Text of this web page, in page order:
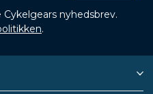
nyhedsbrev.
.